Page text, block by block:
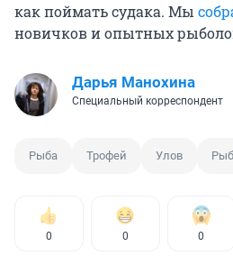
как поймать судака. Мы
новичков и опытных
Дарья Манохина
Специальный корреспондент
Рыба Трофей Улов
0 0 0